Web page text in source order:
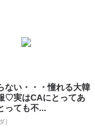
ない・・・憧れる大韓
♡実はCAにとってあ
っても不...
］